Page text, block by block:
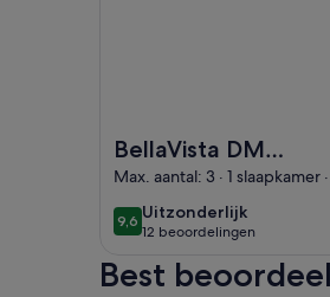
BellaVista DM
private pool
Max. aantal: 3 · 1 slaapkamer
9,69,6 op 10
Uitzonderlijk
uitzonderlijk
12 beoordelingen
(12
beoordelingen)
Best